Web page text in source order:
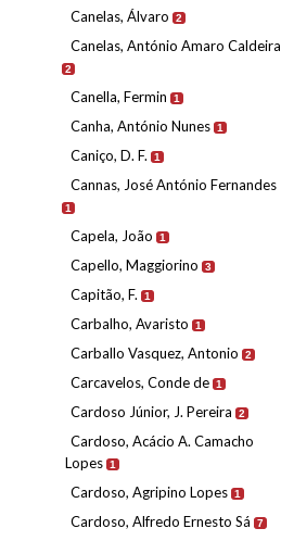
Canelas, Álvaro 2
Canelas, António Amaro Caldeira
2
Canella, Fermin 1
Canha, António Nunes 1
Caniço, D. F. 1
Cannas, José António Fernandes
1
Capela, João 1
Capello, Maggiorino 3
Capitão, F. 1
Carbalho, Avaristo 1
Carballo Vasquez, Antonio 2
Carcavelos, Conde de 1
Cardoso Júnior, J. Pereira 2
Cardoso, Acácio A. Camacho
Lopes 1
Cardoso, Agripino Lopes 1
Cardoso, Alfredo Ernesto Sá 7